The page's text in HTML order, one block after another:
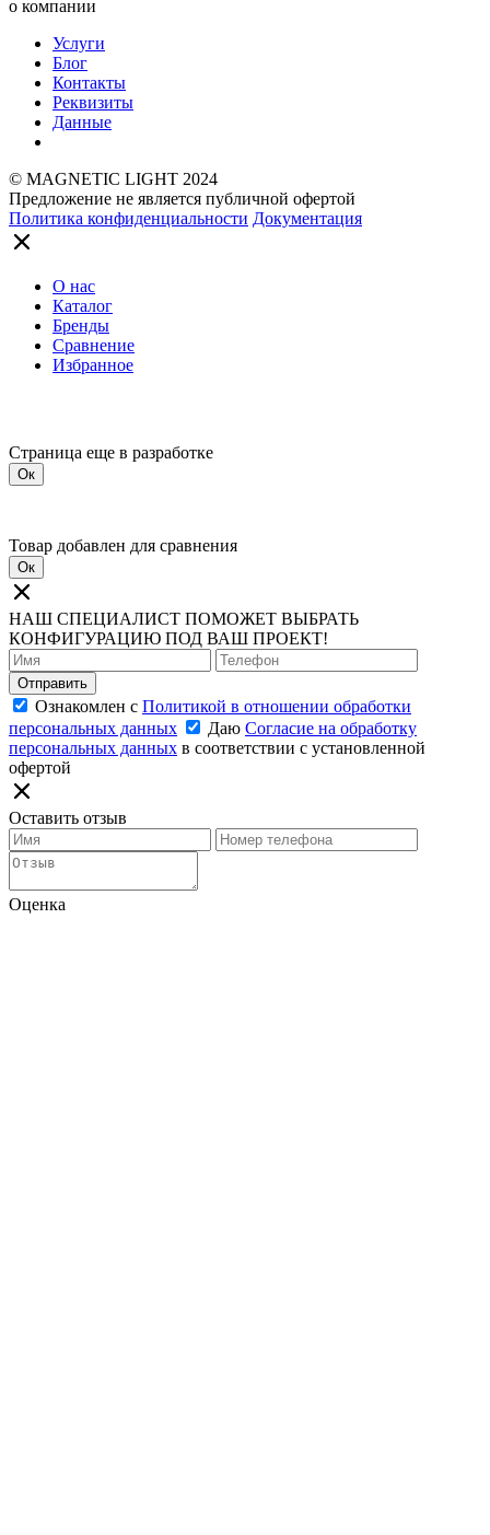
о компании
Услуги
Блог
Контакты
Реквизиты
Данные
© MAGNETIC LIGHT 2024
Предложение не является публичной офертой
Политика конфиденциальности Документация
О нас
Каталог
Бренды
Сравнение
Избранное
Страница еще в разработке
Ок
Товар добавлен для сравнения
Ок
НАШ СПЕЦИАЛИСТ ПОМОЖЕТ ВЫБРАТЬ
КОНФИГУРАЦИЮ ПОД ВАШ ПРОЕКТ!
Отправить
Ознакомлен с Политикой в отношении обработки
персональных данных
Даю Согласие на обработку
персональных данных в соответствии с установленной
офертой
Оставить отзыв
Оценка